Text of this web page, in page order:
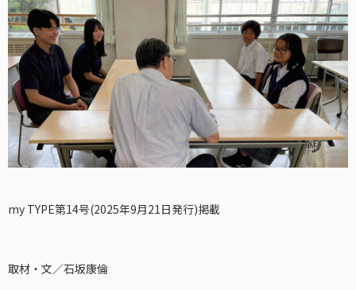
my TYPE第14号(2025年9月21日発行)掲載
取材・文／石坂康倫